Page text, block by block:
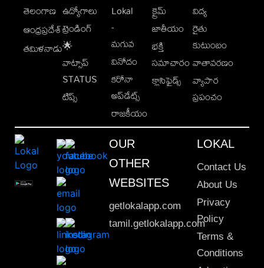
తెలంగాణ
ఆంధ్రప్రదేశ్
తమిళనాడు
ఉద్యోగాలు
ట్రెండింగ్
🌟
వాట్సాప్
STATUS
టిప్స్
Lokal
-
మగువ
వినోదం
కరోనా
అప్‌డేట్స్
రాజకీయం
క్రైమ్
జాతీయం
భక్తి
సమాచారం
క్లాసిఫైడ్స్
విద్య
రైతు
కుటుంబం
వాతావరణం
వ్యాపార
ప్రపంచం
OUR
OTHER
WEBSITES
getlokalapp.com
tamil.getlokalapp.com
LOKAL
Contact Us
About Us
Privacy
Policy
Terms &
Conditions